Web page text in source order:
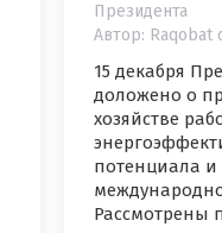
Президента
Автор: Raqobat
15 декабря
доложено о
хозяйстве
потенциала
Рассмотрены